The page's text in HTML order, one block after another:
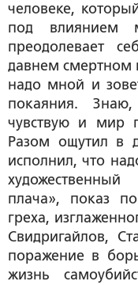
человеке,
под влиянием
преодолевает
давнем смертном
надо мной и
покаяния.
чувствую и мир
Разом ощутил в
исполнил, что
плача», показ
греха,
Свидригайлов,
поражение в
жизнь